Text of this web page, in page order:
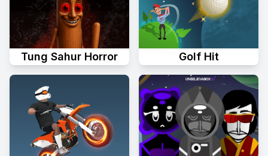
Tung Sahur Horror Golf Hit